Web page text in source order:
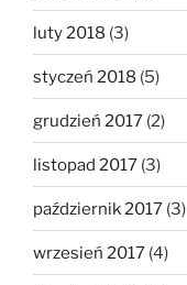
luty 2018 (3)
styczeń 2018 (5)
grudzień 2017 (2)
listopad 2017 (3)
październik 2017 (3)
wrzesień 2017 (4)